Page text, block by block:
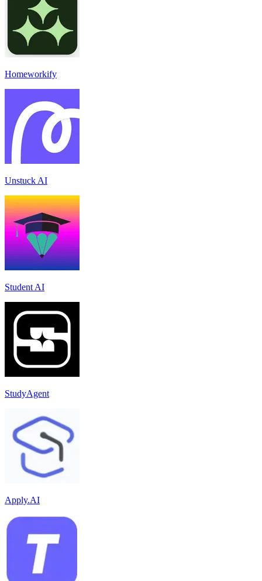
Homeworkify
Unstuck AI
Student AI
StudyAgent
Apply.AI